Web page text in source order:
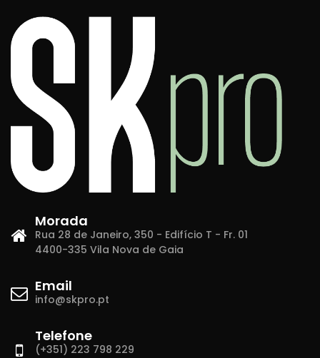
Morada
Rua 28 de Janeiro, 350 - Edifício T - Fr. 01
4400-335 Vila Nova de Gaia
Email
info@skpro.pt
Telefone
(+351) 223 798 229